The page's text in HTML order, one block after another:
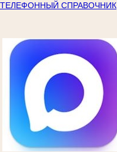
ТЕЛЕФОННЫЙ СПРАВОЧНИК